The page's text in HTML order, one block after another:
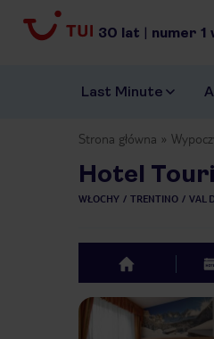
30 lat | numer 1
Last Minute
Strona główna
Hotel
WŁOCHY TRENTINO VAL
top
Previous slide